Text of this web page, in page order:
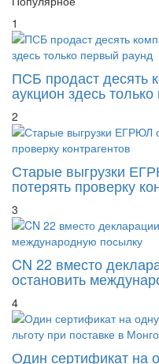
1
ПСБ продаст десять
аукцион здесь
2
Старые выгрузки
потерять проверку
3
CN 22 вместо
остановить
4
Один сертификат на
теряет льготу при